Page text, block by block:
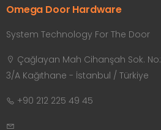
Omega Door Hardware
System Technology For The Door
Çağlayan Mah Cihanşah Sok. No:
3/A Kağıthane - İstanbul / Türkiye
+90 212 225 49 45